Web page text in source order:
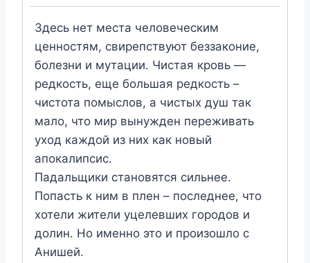
Здесь нет места человеческим
ценностям, свирепствуют беззаконие,
болезни и мутации. Чистая кровь —
редкость, еще большая редкость –
чистота помыслов, а чистых душ так
мало, что мир вынужден переживать
уход каждой из них как новый
апокалипсис.
Падальщики становятся сильнее.
Попасть к ним в плен – последнее, что
хотели жители уцелевших городов и
долин. Но именно это и произошло с
Анишей.